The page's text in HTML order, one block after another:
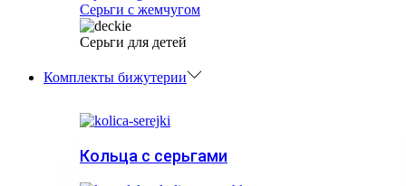
Серьги с жемчугом
Серьги для детей
Комплекты бижутерии
Кольца с серьгами